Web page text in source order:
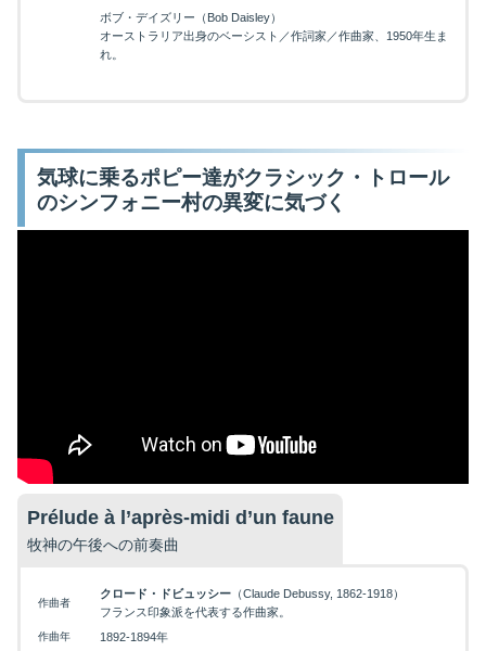
ボブ・デイズリー（Bob Daisley）
オーストラリア出身のベーシスト／作詞家／作曲家、1950年生ま
れ。
気球に乗るポピー達がクラシック・トロール
のシンフォニー村の異変に気づく
Prélude à l’après-midi d’un faune
牧神の午後への前奏曲
作曲者
クロード・ドビュッシー（Claude Debussy, 1862-1918）
フランス印象派を代表する作曲家。
作曲年 1892-1894年